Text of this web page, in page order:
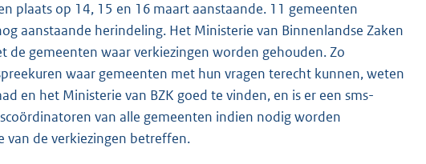
plaats op 14, 15 en 16 maart aanstaande. 11 gemeenten
aanstaande herindeling. Het Ministerie van Binnenlandse Zaken
de gemeenten waar verkiezingen worden gehouden. Zo
waar gemeenten met hun vragen terecht kunnen, weten
en het Ministerie van BZK goed te vinden, en is er een sms-
van alle gemeenten indien nodig worden
van de verkiezingen betreffen.